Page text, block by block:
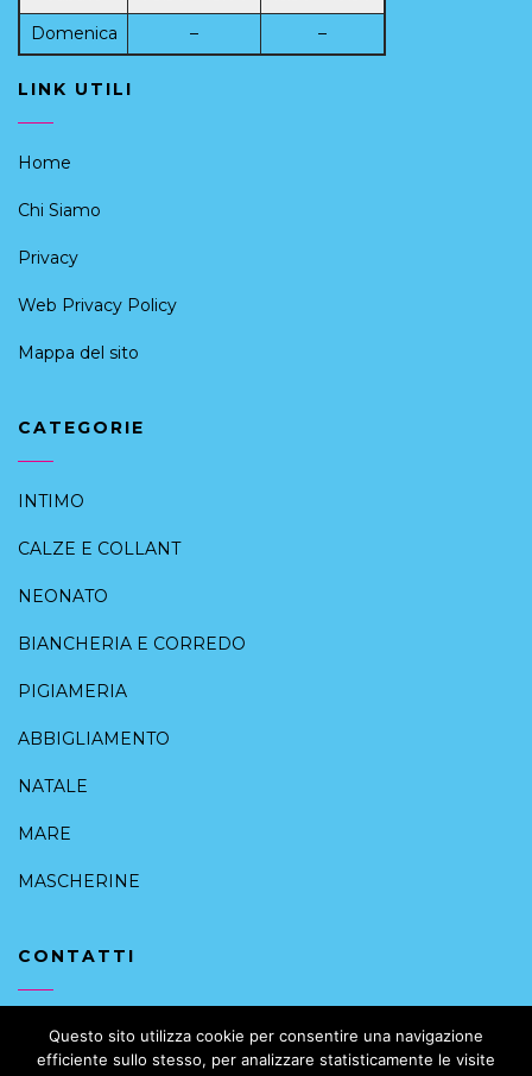
Domenica
– –
LINK UTILI
Home
Chi Siamo
Privacy
Web Privacy Policy
Mappa del sito
CATEGORIE
INTIMO
CALZE E COLLANT
NEONATO
BIANCHERIA E CORREDO
PIGIAMERIA
ABBIGLIAMENTO
NATALE
MARE
MASCHERINE
CONTATTI
+39 091 6168088
Questo sito utilizza cookie per consentire una navigazione
efficiente sullo stesso, per analizzare statisticamente le visite